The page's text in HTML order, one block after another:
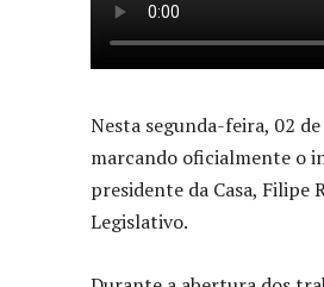
Nesta segunda-feira, 02
marcando oficialmente o
presidente da Casa,
Legislativo.